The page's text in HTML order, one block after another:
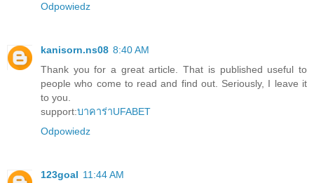
Odpowiedz
kanisorn.ns08 8:40 AM
Thank you for a great article. That is published useful to
people who come to read and find out. Seriously, I leave it
to you.
support:บาคาร่าUFABET
Odpowiedz
123goal 11:44 AM